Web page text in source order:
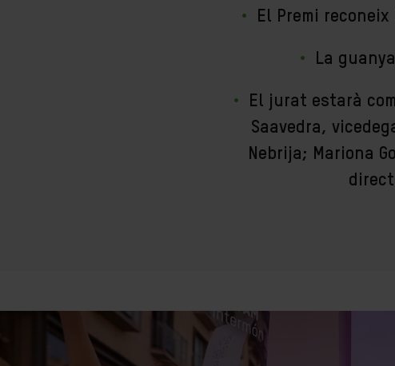
El Premi
La
El jurat estarà
Saavedra,
Nebrija; Mariona